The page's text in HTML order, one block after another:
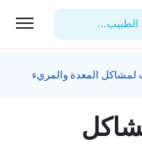
لمشاكل المعدة والمريء